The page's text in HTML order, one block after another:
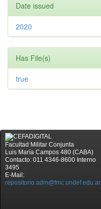
Date issued
2020
Has File(s)
true
Facultad Militar Conjunta
Luis María Campos 480 (CABA)
Contacto: 011 4346-8600 Interno
3495
E-Mail:
repositorio.adm@fmc.undef.edu.ar